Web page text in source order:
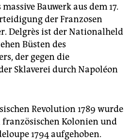
Bauwerk aus dem 17.
der Franzosen
Delgrès ist der Nationalheld
Büsten des
der gegen die
Sklaverei durch Napoléon
Revolution 1789 wurde
französischen Kolonien und
1794 aufgehoben.